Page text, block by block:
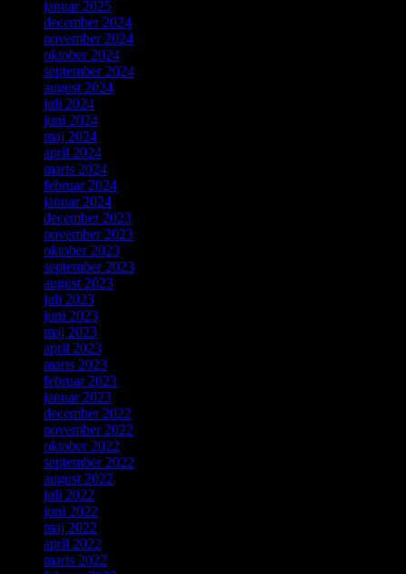
januar 2025
december 2024
november 2024
oktober 2024
september 2024
august 2024
juli 2024
juni 2024
maj 2024
april 2024
marts 2024
februar 2024
januar 2024
december 2023
november 2023
oktober 2023
september 2023
august 2023
juli 2023
juni 2023
maj 2023
april 2023
marts 2023
februar 2023
januar 2023
december 2022
november 2022
oktober 2022
september 2022
august 2022
juli 2022
juni 2022
maj 2022
april 2022
marts 2022